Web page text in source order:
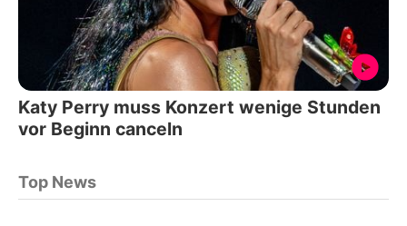
Katy Perry muss Konzert wenige Stunden
vor Beginn canceln
Top News